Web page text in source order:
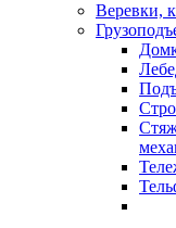
Веревки,